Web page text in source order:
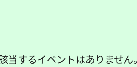
当するイベントはありません。